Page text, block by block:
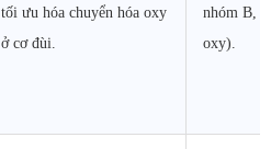
tối ưu hóa chuyển hóa oxy
ở cơ đùi.
nhóm B,
oxy).